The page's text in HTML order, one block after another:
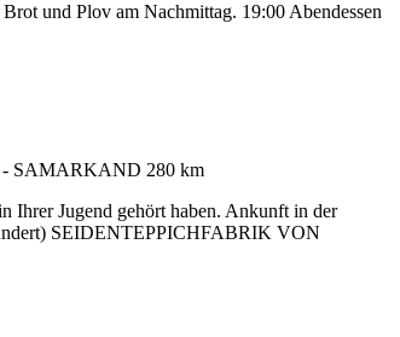
und Plov am Nachmittag. 19:00 Abendessen
Ihrer Jugend gehört haben. Ankunft in der
SEIDENTEPPICHFABRIK VON